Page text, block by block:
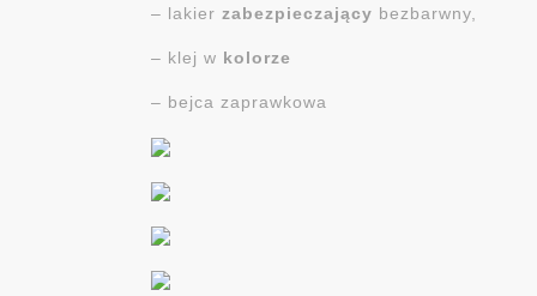
– lakier zabezpieczający bezbarwny,
– klej w kolorze
– bejca zaprawkowa